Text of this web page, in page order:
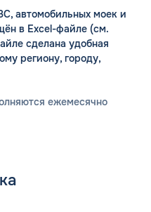
автомобильных моек и
в Excel-файле (см.
сделана удобная
региону, городу,
ежемесячно